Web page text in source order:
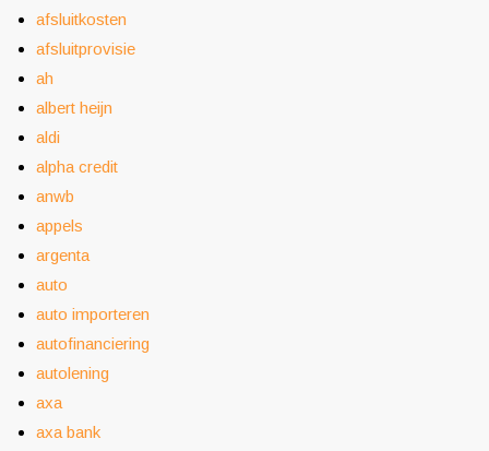
afsluitkosten
afsluitprovisie
ah
albert heijn
aldi
alpha credit
anwb
appels
argenta
auto
auto importeren
autofinanciering
autolening
axa
axa bank